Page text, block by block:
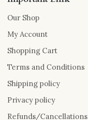
Our Shop
My Account
Shopping Cart
Terms and Conditions
Shipping policy
Privacy policy
Refunds/Cancellations